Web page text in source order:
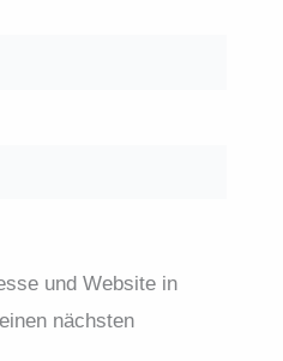
und Website in
nächsten